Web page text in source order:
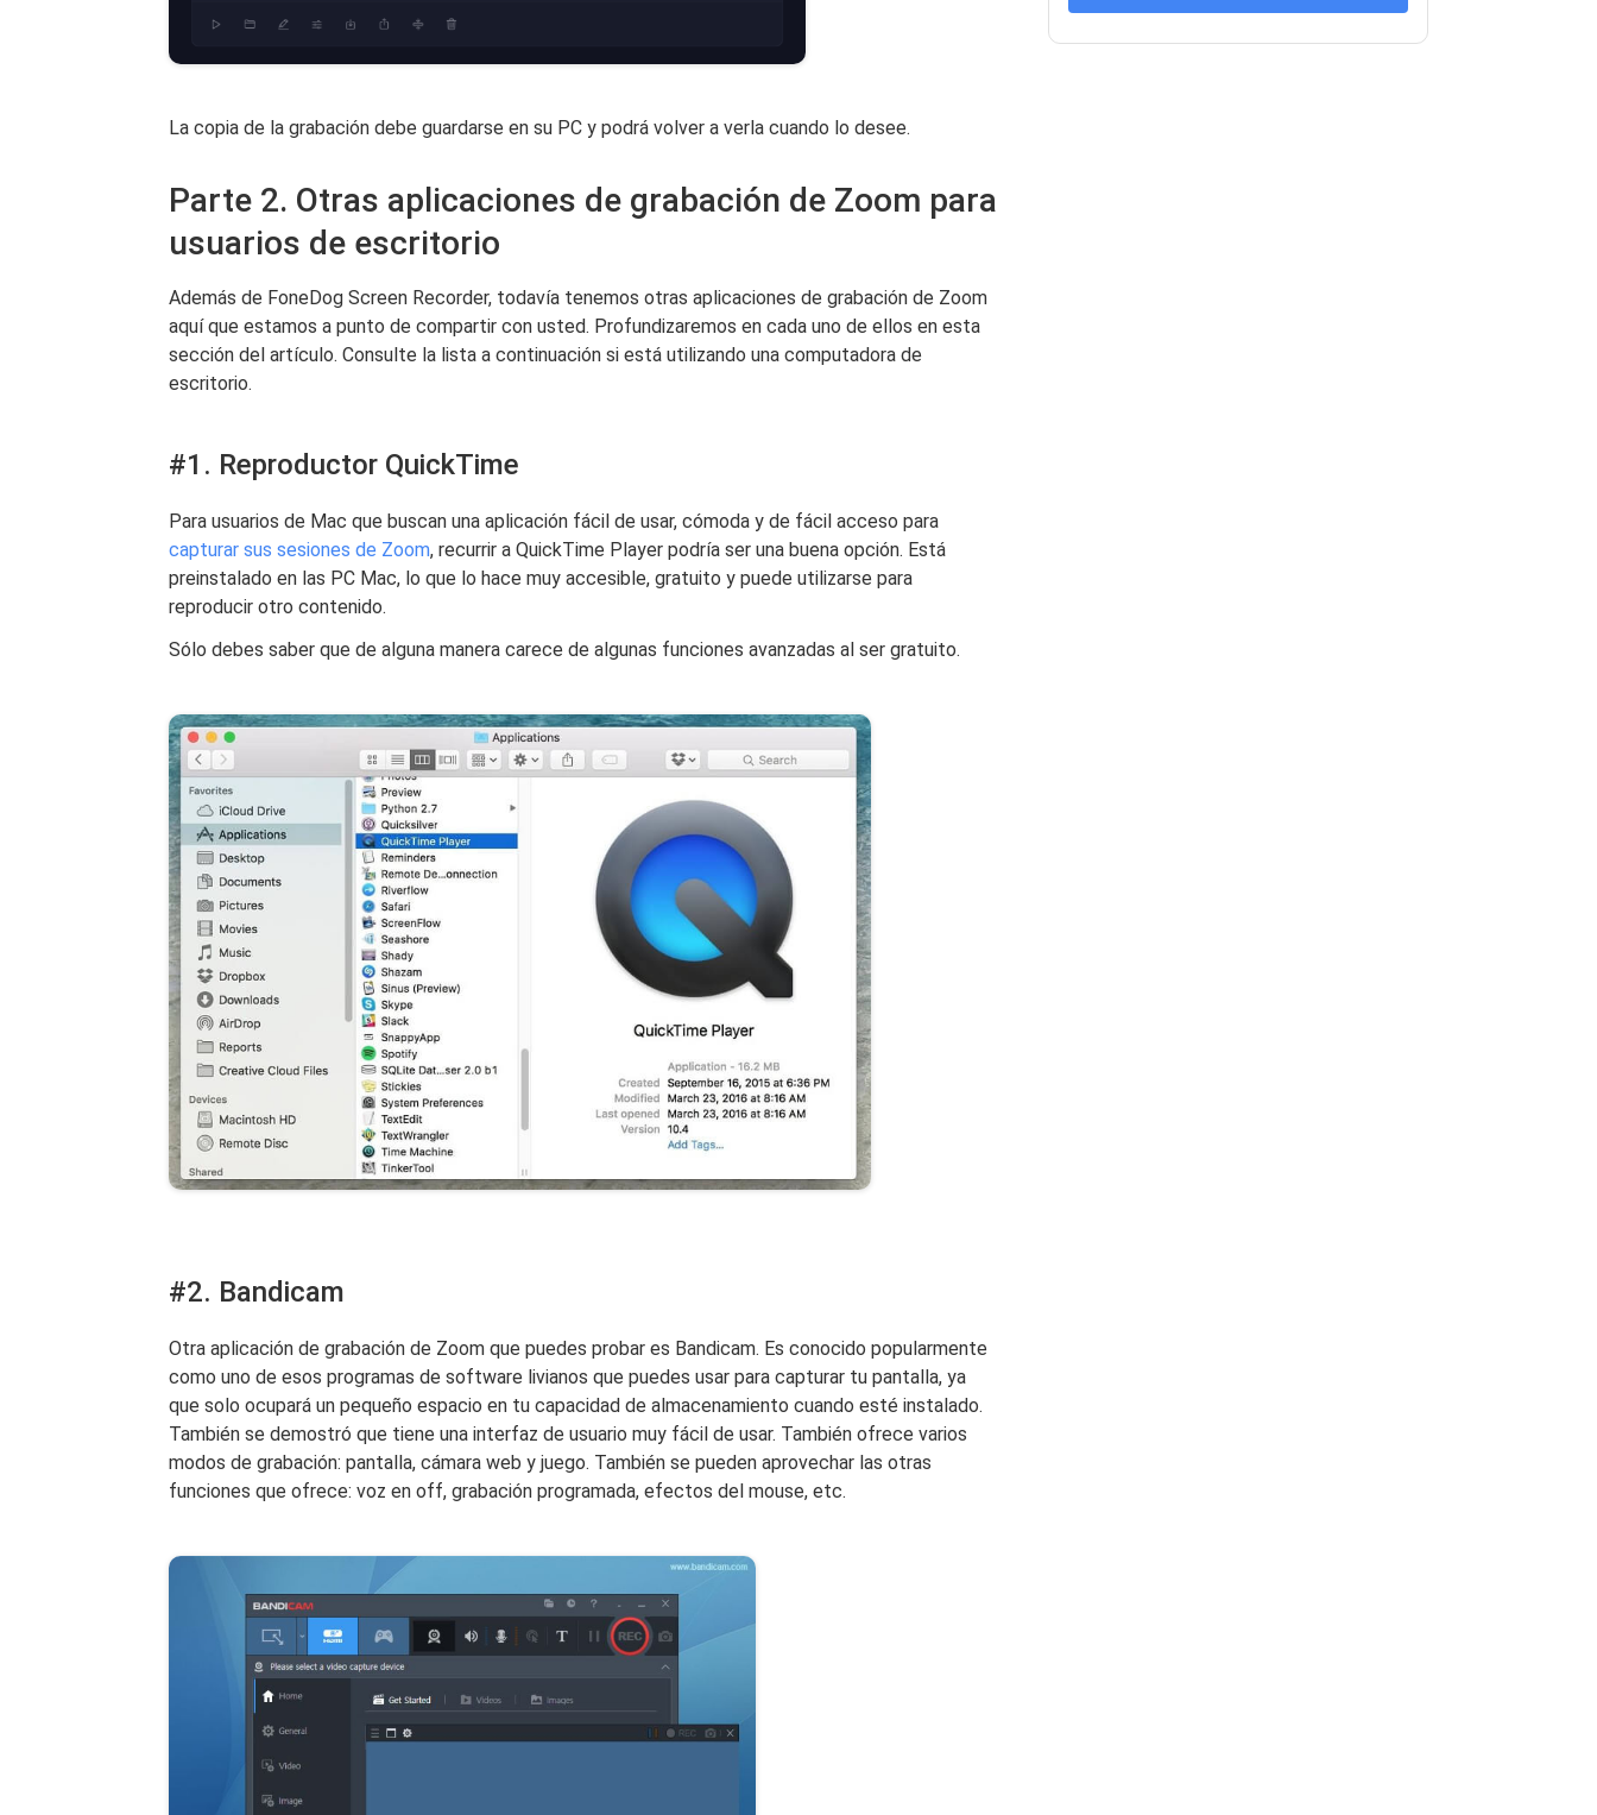
La copia de la grabación debe guardarse en su PC y podrá volver a verla cuando lo desee.
Parte 2. Otras aplicaciones de grabación de Zoom para
usuarios de escritorio
Además de FoneDog Screen Recorder, todavía tenemos otras aplicaciones de grabación de Zoom
aquí que estamos a punto de compartir con usted. Profundizaremos en cada uno de ellos en esta
sección del artículo. Consulte la lista a continuación si está utilizando una computadora de
escritorio.
#1. Reproductor QuickTime
Para usuarios de Mac que buscan una aplicación fácil de usar, cómoda y de fácil acceso para
capturar sus sesiones de Zoom, recurrir a QuickTime Player podría ser una buena opción. Está
preinstalado en las PC Mac, lo que lo hace muy accesible, gratuito y puede utilizarse para
reproducir otro contenido.
Sólo debes saber que de alguna manera carece de algunas funciones avanzadas al ser gratuito.
#2. Bandicam
Otra aplicación de grabación de Zoom que puedes probar es Bandicam. Es conocido popularmente
como uno de esos programas de software livianos que puedes usar para capturar tu pantalla, ya
que solo ocupará un pequeño espacio en tu capacidad de almacenamiento cuando esté instalado.
También se demostró que tiene una interfaz de usuario muy fácil de usar. También ofrece varios
modos de grabación: pantalla, cámara web y juego. También se pueden aprovechar las otras
funciones que ofrece: voz en off, grabación programada, efectos del mouse, etc.